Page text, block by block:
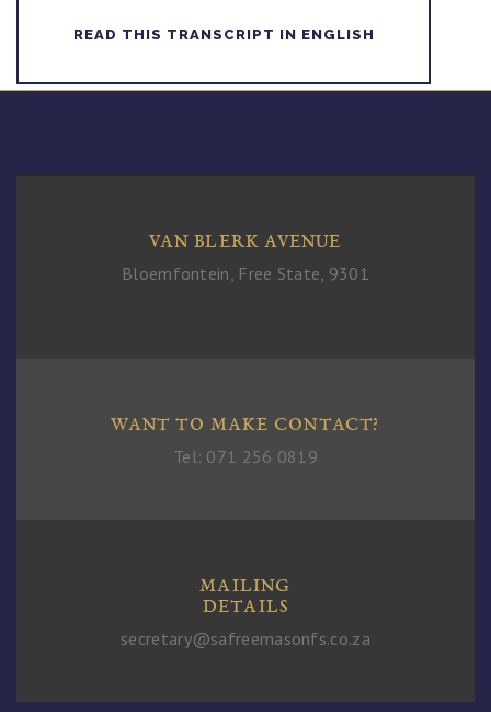
READ THIS TRANSCRIPT IN ENGLISH
VAN BLERK AVENUE
Bloemfontein, Free State, 9301
WANT TO MAKE CONTACT?
Tel: 071 256 0819
MAILING
DETAILS
secretary@safreemasonfs.co.za